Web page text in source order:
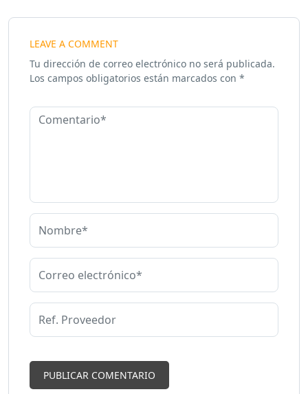
LEAVE A COMMENT
Tu dirección de correo electrónico no será publicada.
Los campos obligatorios están marcados con *